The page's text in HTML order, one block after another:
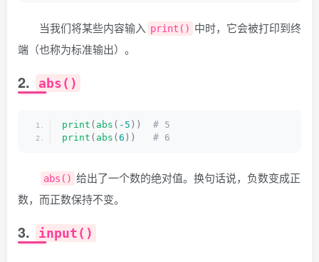
当我们将某些内容输入 print() 中时，它会被打印到终
端（也称为标准输出）。
2. abs()
print ( abs ( -5 ))
# 5
print ( abs ( 6 )) # 6
abs() 给出了一个数的绝对值。换句话说，负数变成正
数，而正数保持不变。
3. input()